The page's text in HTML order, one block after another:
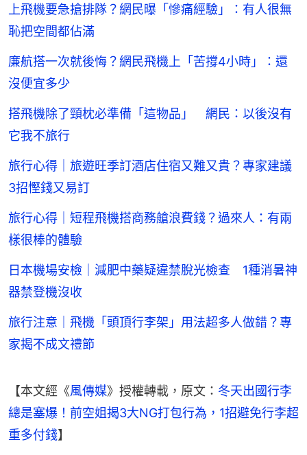
上飛機要急搶排隊？網民曝「慘痛經驗」：有人很無
恥把空間都佔滿
廉航搭一次就後悔？網民飛機上「苦撐4小時」：還
沒便宜多少
搭飛機除了頸枕必準備「這物品」 網民：以後沒有
它我不旅行
旅行心得｜旅遊旺季訂酒店住宿又難又貴？專家建議
3招慳錢又易訂
旅行心得｜短程飛機搭商務艙浪費錢？過來人：有兩
樣很棒的體驗
日本機場安檢｜減肥中藥疑違禁脫光檢查 1種消暑神
器禁登機沒收
旅行注意｜飛機「頭頂行李架」用法超多人做錯？專
家揭不成文禮節
【本文經《風傳媒》授權轉載，原文： 冬天出國行李
總是塞爆！前空姐揭3大NG打包行為，1招避免行李超
重多付錢】